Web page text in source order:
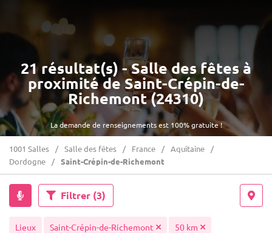
La demande de renseignements est 100% gratuite !
21 résultat(s) - Salle des fêtes à
proximité de Saint-Crépin-de-
Richemont (24310)
1001 Salles Salle des fêtes France
Aquitaine
Dordogne
Saint-Crépin-de-Richemont
Filtrer (3)
Lieux Saint-Crépin-de-Richemont 50 km